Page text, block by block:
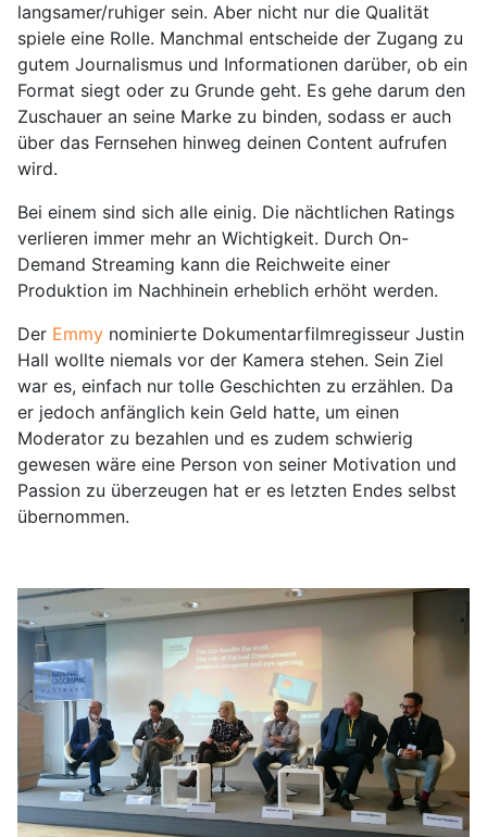
langsamer/ruhiger sein. Aber nicht nur die Qualität
spiele eine Rolle. Manchmal entscheide der Zugang zu
gutem Journalismus und Informationen darüber, ob ein
Format siegt oder zu Grunde geht. Es gehe darum den
Zuschauer an seine Marke zu binden, sodass er auch
über das Fernsehen hinweg deinen Content aufrufen
wird.
Bei einem sind sich alle einig. Die nächtlichen Ratings
verlieren immer mehr an Wichtigkeit. Durch On-
Demand Streaming kann die Reichweite einer
Produktion im Nachhinein erheblich erhöht werden.
Der Emmy nominierte Dokumentarfilmregisseur Justin
Hall wollte niemals vor der Kamera stehen. Sein Ziel
war es, einfach nur tolle Geschichten zu erzählen. Da
er jedoch anfänglich kein Geld hatte, um einen
Moderator zu bezahlen und es zudem schwierig
gewesen wäre eine Person von seiner Motivation und
Passion zu überzeugen hat er es letzten Endes selbst
übernommen.